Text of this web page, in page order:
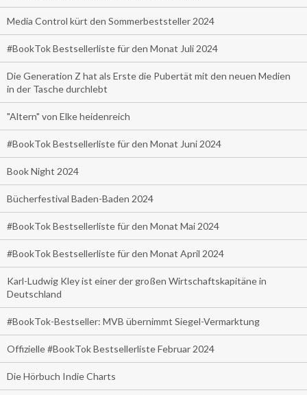
Media Control kürt den Sommerbeststeller 2024
#BookTok Bestsellerliste für den Monat Juli 2024
Die Generation Z hat als Erste die Pubertät mit den neuen Medien
in der Tasche durchlebt
"Altern" von Elke heidenreich
#BookTok Bestsellerliste für den Monat Juni 2024
Book Night 2024
Bücherfestival Baden-Baden 2024
#BookTok Bestsellerliste für den Monat Mai 2024
#BookTok Bestsellerliste für den Monat April 2024
Karl-Ludwig Kley ist einer der großen Wirtschaftskapitäne in
Deutschland
#BookTok-Bestseller: MVB übernimmt Siegel-Vermarktung
Offizielle #BookTok Bestsellerliste Februar 2024
Die Hörbuch Indie Charts